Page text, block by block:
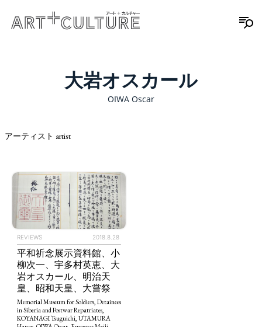
TAGS PEOPLE
大岩オスカール
OIWA Oscar
アーティスト artist
REVIEWS 2018.8.28
平和祈念展示資料館、小
柳次一、宇多村英恵、大
岩オスカール、明治天
皇、昭和天皇、大嘗祭
Memorial Museum for Soldiers, Detainees
in Siberia and Postwar Repatriates,
KOYANAGI Tsuguichi, UTAMURA